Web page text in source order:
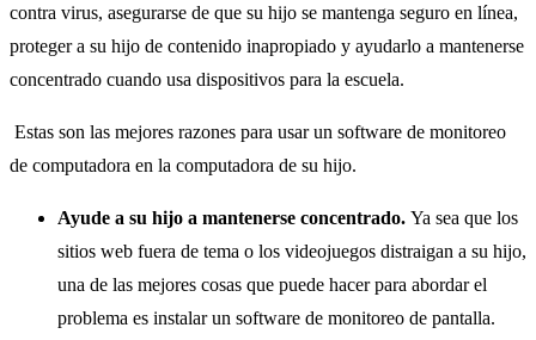
contra virus, asegurarse de que su hijo se mantenga seguro en línea,
proteger a su hijo de contenido inapropiado y ayudarlo a mantenerse
concentrado cuando usa dispositivos para la escuela.
Estas son las mejores razones para usar un software de monitoreo
de computadora en la computadora de su hijo.
Ayude a su hijo a mantenerse concentrado. Ya sea que los
sitios web fuera de tema o los videojuegos distraigan a su hijo,
una de las mejores cosas que puede hacer para abordar el
problema es instalar un software de monitoreo de pantalla.